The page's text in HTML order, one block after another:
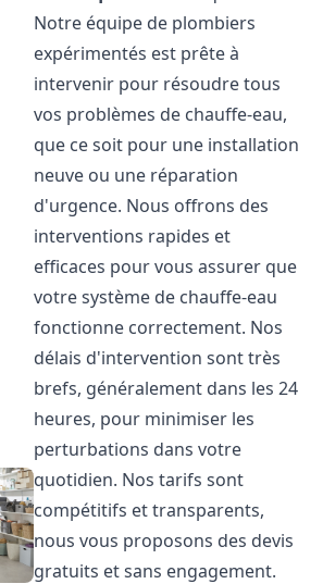
Notre équipe de plombiers
expérimentés est prête à
intervenir pour résoudre tous
vos problèmes de chauffe-eau,
que ce soit pour une installation
neuve ou une réparation
d'urgence. Nous offrons des
interventions rapides et
efficaces pour vous assurer que
votre système de chauffe-eau
fonctionne correctement. Nos
délais d'intervention sont très
brefs, généralement dans les 24
heures, pour minimiser les
perturbations dans votre
quotidien. Nos tarifs sont
compétitifs et transparents,
nous vous proposons des devis
gratuits et sans engagement.